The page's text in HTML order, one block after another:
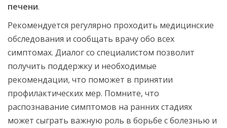
печени.
Рекомендуется регулярно проходить медицинские
обследования и сообщать врачу обо всех
симптомах. Диалог со специалистом позволит
получить поддержку и необходимые
рекомендации, что поможет в принятии
профилактических мер. Помните, что
распознавание симптомов на ранних стадиях
может сыграть важную роль в борьбе с болезнью и